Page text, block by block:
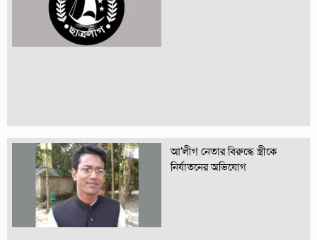
আ’লীগ নেতার বিরুদ্ধে স্ত্রীকে
নির্যাতনের অভিযোগ